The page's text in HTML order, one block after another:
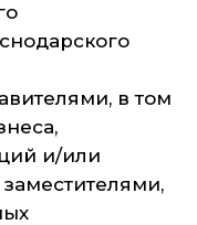
в том
и/или